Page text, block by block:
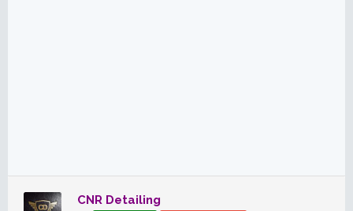
CNR Detailing